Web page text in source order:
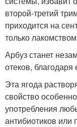
второй-третий
приходится на
только
Арбуз станет
отеков,
Эта ягода
свойство
употребления
антибиотиков или